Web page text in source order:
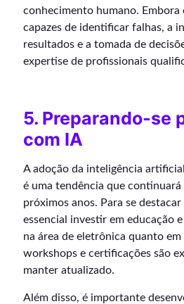
conhecimento humano. Embora
capazes de identificar falhas, a
resultados e a tomada de
expertise de profissionais
5. Preparando-se
com IA
A adoção da inteligência
é uma tendência que continuará
próximos anos. Para se destacar
essencial investir em educação
na área de eletrônica quanto
workshops e certificações são
manter atualizado.
Além disso, é importante